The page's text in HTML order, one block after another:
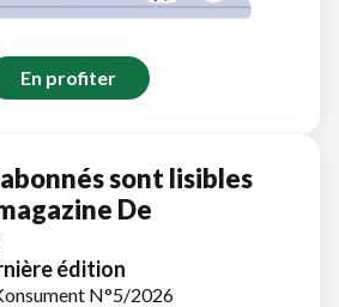
En profiter
sont lisibles
De
édition
N°5/2026